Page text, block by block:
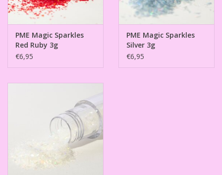
PME Magic Sparkles
Red Ruby 3g
€6,95
PME Magic Sparkles
Silver 3g
€6,95